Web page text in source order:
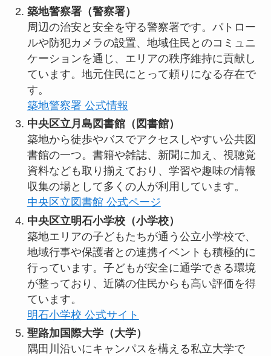
築地警察署（警察署）
周辺の治安と安全を守る警察署です。パトロー
ルや防犯カメラの設置、地域住民とのコミュニ
ケーションを通じ、エリアの秩序維持に貢献し
ています。地元住民にとって頼りになる存在で
す。
築地警察署 公式情報
中央区立月島図書館（図書館）
築地から徒歩やバスでアクセスしやすい公共図
書館の一つ。書籍や雑誌、新聞に加え、視聴覚
資料なども取り揃えており、学習や趣味の情報
収集の場として多くの人が利用しています。
中央区立図書館 公式ページ
中央区立明石小学校（小学校）
築地エリアの子どもたちが通う公立小学校で、
地域行事や保護者との連携イベントも積極的に
行っています。子どもが安全に通学できる環境
が整っており、近隣の住民からも高い評価を得
ています。
明石小学校 公式サイト
聖路加国際大学（大学）
隅田川沿いにキャンパスを構える私立大学で